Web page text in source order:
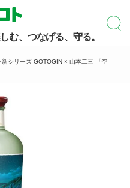
む、つなげる、守る。
新シリーズ GOTOGIN × 山本二三 『空